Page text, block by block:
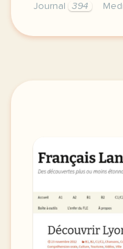
Journal
394
exercice b1